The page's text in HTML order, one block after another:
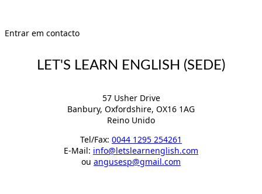
Entrar em contacto
LET'S LEARN ENGLISH (SEDE)
57 Usher Drive
Banbury, Oxfordshire, OX16 1AG
Reino Unido
Tel/Fax: 0044 1295 254261
E-Mail: info@letslearnenglish.com
ou angusesp@gmail.com